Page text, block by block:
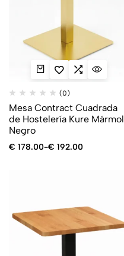
(0)
Mesa Contract Cuadrada
de Hostelería Kure Mármol
Negro
€ 178.00-€ 192.00